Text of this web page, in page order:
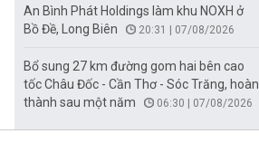
An Bình Phát Holdings làm khu NOXH ở
Bồ Đề, Long Biên
20:31 | 07/08/2026
Bổ sung 27 km đường gom hai bên cao
tốc Châu Đốc - Cần Thơ - Sóc Trăng, hoàn
thành sau một năm
06:30 | 07/08/2026